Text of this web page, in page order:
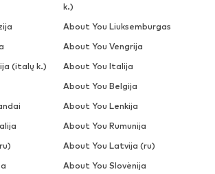
k.)
About You Liuksemburgas
About You Vengrija
(italų k.)
About You Italija
About You Belgija
About You Lenkija
About You Rumunija
About You Latvija (ru)
About You Slovėnija